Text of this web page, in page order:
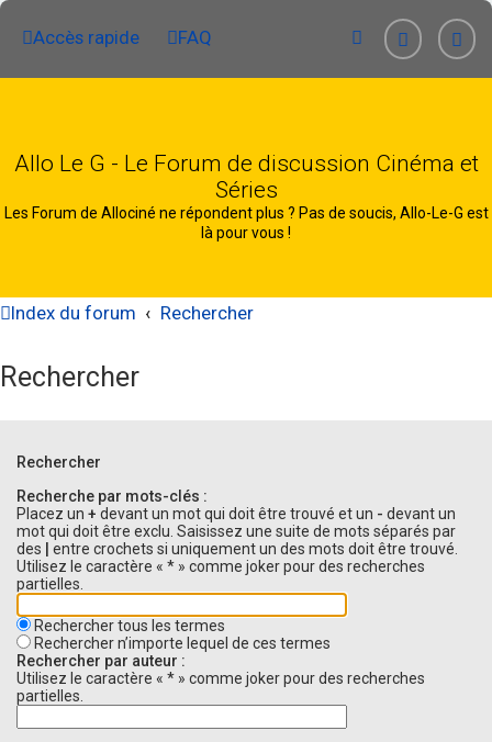
Accès rapide FAQ
Allo Le G - Le Forum de discussion Cinéma et
Séries
Les Forum de Allociné ne répondent plus ? Pas de soucis, Allo-Le-G est
là pour vous !
Index du forum Rechercher
Rechercher
Rechercher
Recherche par mots-clés :
Placez un + devant un mot qui doit être trouvé et un - devant un
mot qui doit être exclu. Saisissez une suite de mots séparés par
des
entre crochets si uniquement un des mots doit être trouvé.
Utilisez le caractère « * » comme joker pour des recherches
partielles.
Rechercher tous les termes
Rechercher n’importe lequel de ces termes
Rechercher par auteur :
Utilisez le caractère « * » comme joker pour des recherches
partielles.